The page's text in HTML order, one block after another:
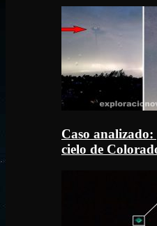
Caso
cielo de